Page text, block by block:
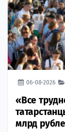
06-08-2026
«Все
млрд